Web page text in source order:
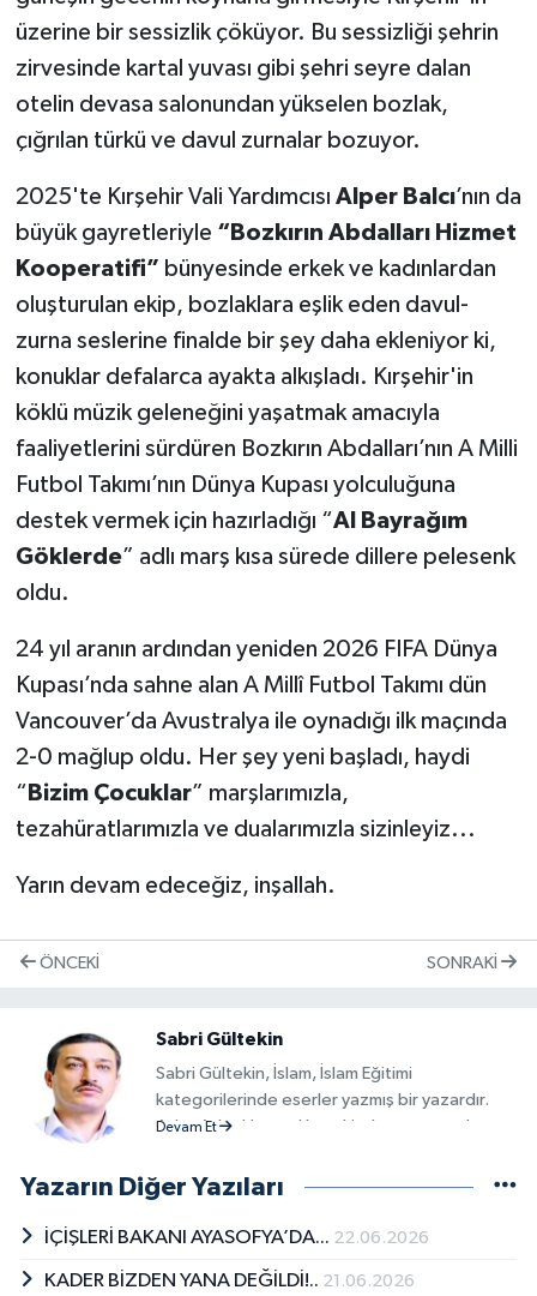
üzerine bir sessizlik çöküyor. Bu sessizliği şehrin
zirvesinde kartal yuvası gibi şehri seyre dalan
otelin devasa salonundan yükselen bozlak,
çığrılan türkü ve davul zurnalar bozuyor.
2025'te Kırşehir Vali Yardımcısı Alper Balcı’nın da
büyük gayretleriyle “Bozkırın Abdalları Hizmet
Kooperatifi” bünyesinde erkek ve kadınlardan
oluşturulan ekip, bozlaklara eşlik eden davul-
zurna seslerine finalde bir şey daha ekleniyor ki,
konuklar defalarca ayakta alkışladı. Kırşehir'in
köklü müzik geleneğini yaşatmak amacıyla
faaliyetlerini sürdüren Bozkırın Abdalları’nın A Milli
Futbol Takımı’nın Dünya Kupası yolculuğuna
destek vermek için hazırladığı “Al Bayrağım
Göklerde” adlı marş kısa sürede dillere pelesenk
oldu.
24 yıl aranın ardından yeniden 2026 FIFA Dünya
Kupası’nda sahne alan A Millî Futbol Takımı dün
Vancouver’da Avustralya ile oynadığı ilk maçında
2-0 mağlup oldu. Her şey yeni başladı, haydi
“ Bizim Çocuklar” marşlarımızla,
tezahüratlarımızla ve dualarımızla sizinleyiz...
Yarın devam edeceğiz, inşallah.
ÖNCEKI SONRAKI
Sabri Gültekin
Sabri Gültekin, İslam, İslam Eğitimi
kategorilerinde eserler yazmış bir yazardır.
Adım Adım Hac ve Umre kitabının yazarıdır.
Yabancı Dil Kitaplar aracılığıyla kitapseverlerle
son kitap &quot;Adım Adım Hac ve
Kitaplar tarafından okurların beğenisine
Devam Et
Yazarın Diğer Yazıları
İÇİŞLERİ BAKANI AYASOFYA’DA... 22.06.2026
KADER BİZDEN YANA DEĞİLDİ!.. 21.06.2026